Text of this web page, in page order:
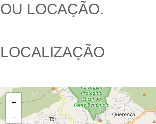
OU LOCAÇÃO.
LOCALIZAÇÃO
+
−